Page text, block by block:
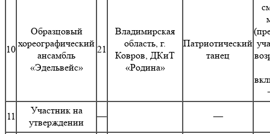
10
Образцовый
хореографический
ансамбль
«Эдельвейс»
21
Владимирская
область, г.
Ковров, ДКиТ
«Родина»
Патриотический
танец
11
Участник на
утверждении
— —